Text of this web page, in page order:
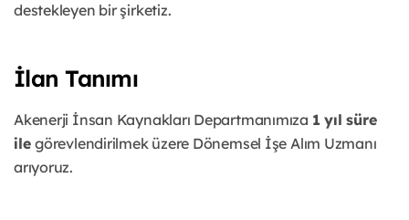
destekleyen bir şirketiz.
İlan Tanımı
Akenerji İnsan Kaynakları Departmanımıza 1 yıl süre
ilegörevlendirilmek üzere Dönemsel İşe Alım Uzmanı
arıyoruz.